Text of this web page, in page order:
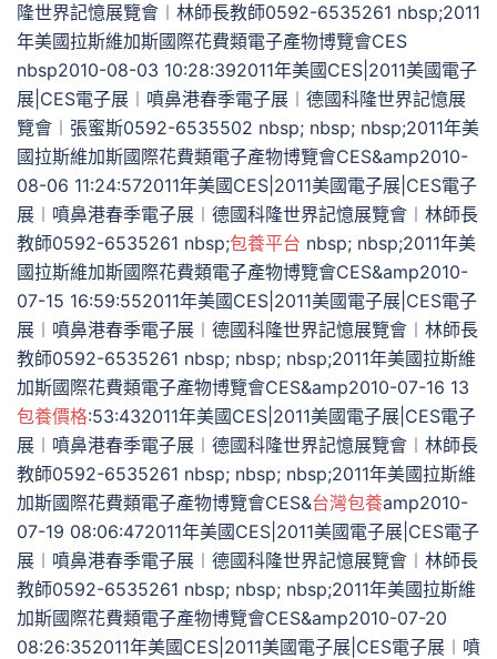
隆世界記憶展覽會︱林師長教師0592-6535261 nbsp;2011
年美國拉斯維加斯國際花費類電子產物博覽會CES
nbsp2010-08-03 10:28:392011年美國CES|2011美國電子
展|CES電子展︱噴鼻港春季電子展︱德國科隆世界記憶展
覽會︱張蜜斯0592-6535502 nbsp; nbsp; nbsp;2011年美
國拉斯維加斯國際花費類電子產物博覽會CES&amp2010-
08-06 11:24:572011年美國CES|2011美國電子展|CES電子
展︱噴鼻港春季電子展︱德國科隆世界記憶展覽會︱林師長
教師0592-6535261 nbsp;包養平台 nbsp; nbsp;2011年美
國拉斯維加斯國際花費類電子產物博覽會CES&amp2010-
07-15 16:59:552011年美國CES|2011美國電子展|CES電子
展︱噴鼻港春季電子展︱德國科隆世界記憶展覽會︱林師長
教師0592-6535261 nbsp; nbsp; nbsp;2011年美國拉斯維
加斯國際花費類電子產物博覽會CES&amp2010-07-16 13
包養價格:53:432011年美國CES|2011美國電子展|CES電子
展︱噴鼻港春季電子展︱德國科隆世界記憶展覽會︱林師長
教師0592-6535261 nbsp; nbsp; nbsp;2011年美國拉斯維
加斯國際花費類電子產物博覽會CES&台灣包養amp2010-
07-19 08:06:472011年美國CES|2011美國電子展|CES電子
展︱噴鼻港春季電子展︱德國科隆世界記憶展覽會︱林師長
教師0592-6535261 nbsp; nbsp; nbsp;2011年美國拉斯維
加斯國際花費類電子產物博覽會CES&amp2010-07-20
08:26:352011年美國CES|2011美國電子展|CES電子展︱噴